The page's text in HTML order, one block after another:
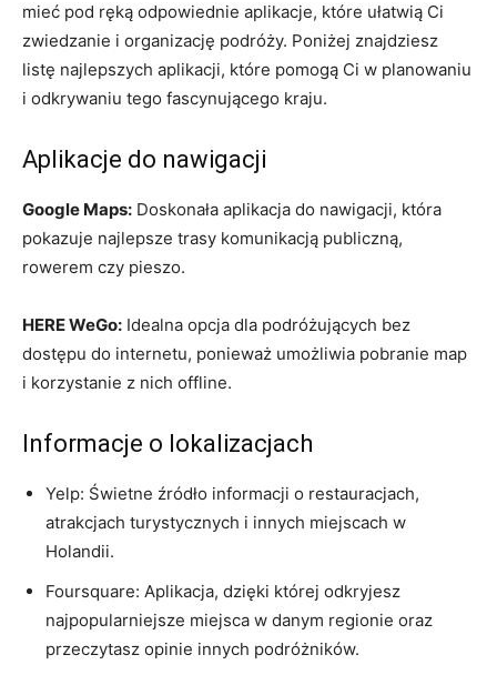
⁤mieć pod ręką odpowiednie aplikacje, które ułatwią ‌Ci
zwiedzanie i ⁣organizację podróży. Poniżej znajdziesz
listę najlepszych aplikacji, które pomogą Ci w planowaniu
‌i odkrywaniu tego fascynującego kraju.
Aplikacje⁢ do nawigacji
Google Maps: Doskonała aplikacja do nawigacji, która
pokazuje najlepsze trasy komunikacją publiczną,
rowerem czy pieszo.
HERE ⁢WeGo: Idealna opcja dla podróżujących bez
dostępu do internetu, ponieważ umożliwia pobranie map
i korzystanie z nich offline.
Informacje o lokalizacjach
Yelp: ⁣Świetne źródło informacji o restauracjach,
atrakcjach turystycznych i innych miejscach w
Holandii.
Foursquare: Aplikacja, dzięki której ‌odkryjesz
najpopularniejsze miejsca w danym regionie oraz
przeczytasz opinie innych podróżników.